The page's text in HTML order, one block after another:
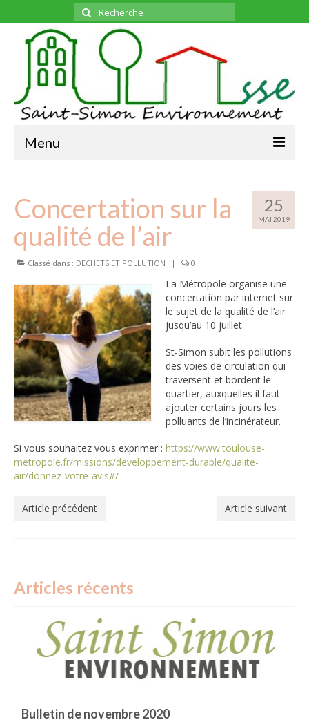
Rechercher
:
Menu
LE BUREAU
BULLETINS
TOUS
LES SUJETS
PLU ET PROMOTEURS IMMOBILIERS
EQUIPEMENTS PUBLICS
ECOLES ET COLLEGES
TAXE D’AMENAGEMENT MAJOREE
DEPLACEMENTS ET VOIRIE
DECHETS ET POLLUTION
COMMERCES ET SERVICES
REUNIONS ET
Plan des aménagements cyclables du quartier
Mairie
Groupes scolaires
Histoire et patrimoine
25
MAI 2019
Concertation sur la
qualité de l’air
Classé dans : DECHETS ET POLLUTION | 0
La Métropole organise une
concertation par internet sur
le sujet de la qualité de l’air
jusqu’au 10 juillet.
St-Simon subit les pollutions
des voies de circulation qui
traversent et bordent le
quartier, auxquelles il faut
ajouter certains jours les
polluants de l’incinérateur.
Si vous souhaitez vous exprimer : https://www.toulouse-
metropole.fr/missions/developpement-durable/qualite-
air/donnez-votre-avis#/
Article précédent Article suivant
Articles récents
Bulletin de novembre 2020